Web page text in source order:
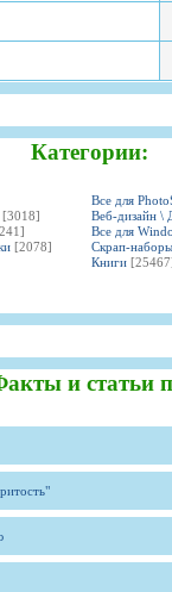
Категории:
Все для
[3018]
Веб-дизайн \
Все для
[2078]
Скрап-наборы
Книги
и статьи